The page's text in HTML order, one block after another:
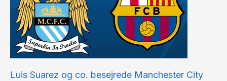
Luis Suarez og co. besejrede Manchester City
besejrede
Manchester
City